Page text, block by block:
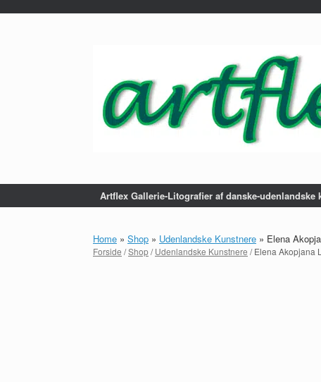
Artflex Gallerie-Litografier af danske-udenlandske
Home » Shop » Udenlandske Kunstnere » Elena
Forside /Shop/Udenlandske Kunstnere / Elena Akopjana